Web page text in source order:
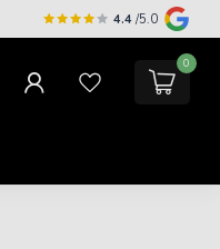
4.4 /5.0
0